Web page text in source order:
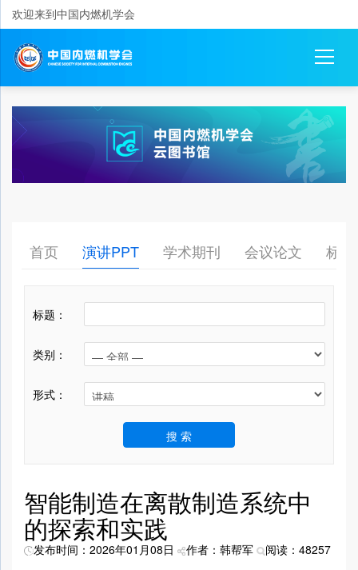
欢迎来到中国内燃机学会
首页 演讲PPT 学术期刊 会议论文 标准
标题：
类别：
形式：
搜 索
智能制造在离散制造系统中
的探索和实践
发布时间：2026年01月08日 作者：韩帮军 阅读：48257